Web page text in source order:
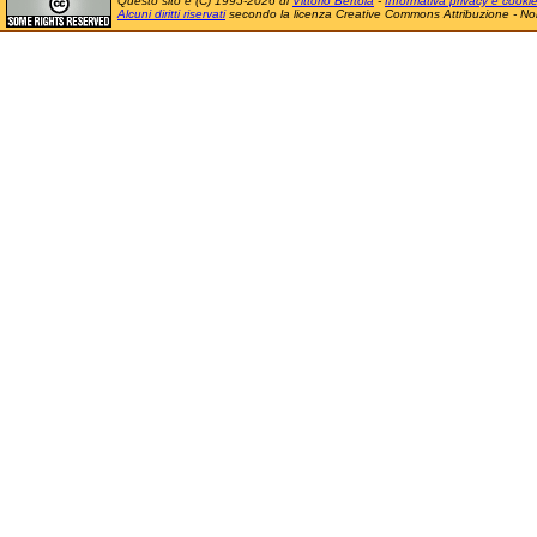
Alcuni diritti riservatisecondo la licenza Creative Commons Attribuzione -